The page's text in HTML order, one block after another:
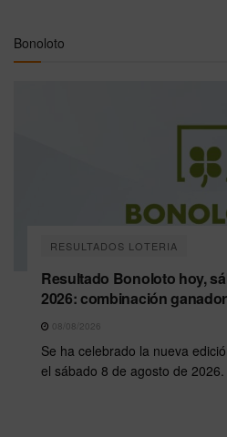
Bonoloto
RESULTADOS LOTERIA
Resultado Bonoloto hoy,
2026: combinación
08/08/2026
Se ha celebrado la nueva
el sábado 8 de agosto de